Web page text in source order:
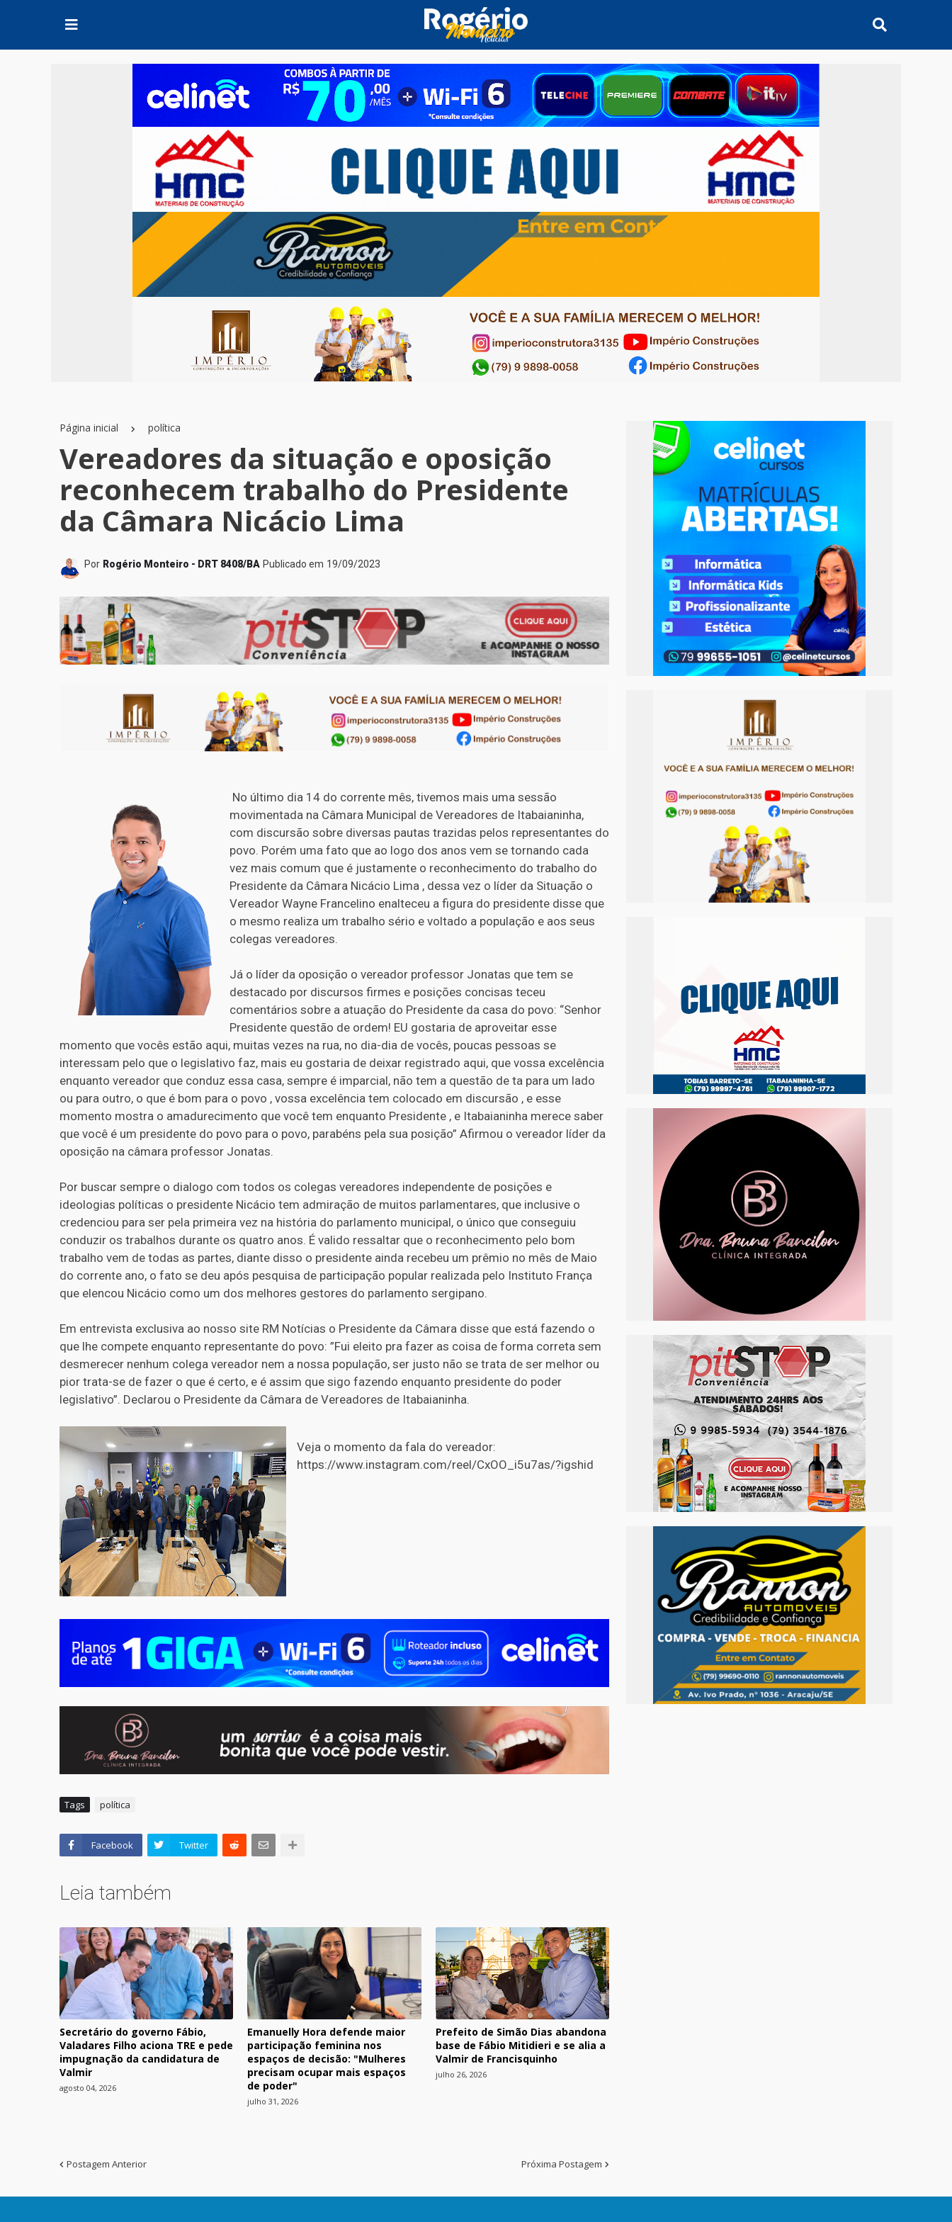
Página inicial política
Vereadores da situação e oposição
reconhecem trabalho do Presidente
da Câmara Nicácio Lima
Por Rogério Monteiro - DRT 8408/BA Publicado em 19/09/2023
No último dia 14 do corrente mês, tivemos mais uma sessão
movimentada na Câmara Municipal de Vereadores de Itabaianinha,
com discursão sobre diversas pautas trazidas pelos representantes do
povo. Porém uma fato que ao logo dos anos vem se tornando cada
vez mais comum que é justamente o reconhecimento do trabalho do
Presidente da Câmara Nicácio Lima , dessa vez o líder da Situação o
Vereador Wayne Francelino enalteceu a figura do presidente disse que
o mesmo realiza um trabalho sério e voltado a população e aos seus
colegas vereadores.
Já o líder da oposição o vereador professor Jonatas que tem se
destacado por discursos firmes e posições concisas teceu
comentários sobre a atuação do Presidente da casa do povo: “Senhor
Presidente questão de ordem! EU gostaria de aproveitar esse
momento que vocês estão aqui, muitas vezes na rua, no dia-dia de vocês, poucas pessoas se
interessam pelo que o legislativo faz, mais eu gostaria de deixar registrado aqui, que vossa excelência
enquanto vereador que conduz essa casa, sempre é imparcial, não tem a questão de ta para um lado
ou para outro, o que é bom para o povo , vossa excelência tem colocado em discursão , e esse
momento mostra o amadurecimento que você tem enquanto Presidente , e Itabaianinha merece saber
que você é um presidente do povo para o povo, parabéns pela sua posição” Afirmou o vereador líder da
oposição na câmara professor Jonatas.
Por buscar sempre o dialogo com todos os colegas vereadores independente de posições e
ideologias políticas o presidente Nicácio tem admiração de muitos parlamentares, que inclusive o
credenciou para ser pela primeira vez na história do parlamento municipal, o único que conseguiu
conduzir os trabalhos durante os quatro anos. É valido ressaltar que o reconhecimento pelo bom
trabalho vem de todas as partes, diante disso o presidente ainda recebeu um prêmio no mês de Maio
do corrente ano, o fato se deu após pesquisa de participação popular realizada pelo Instituto França
que elencou Nicácio como um dos melhores gestores do parlamento sergipano.
Em entrevista exclusiva ao nosso site RM Notícias o Presidente da Câmara disse que está fazendo o
que lhe compete enquanto representante do povo: ”Fui eleito pra fazer as coisa de forma correta sem
desmerecer nenhum colega vereador nem a nossa população, ser justo não se trata de ser melhor ou
pior trata-se de fazer o que é certo, e é assim que sigo fazendo enquanto presidente do poder
legislativo”. Declarou o Presidente da Câmara de Vereadores de Itabaianinha.
Veja o momento da fala do vereador:
https://www.instagram.com/reel/CxOO_i5u7as/?igshid
Tags política
Facebook Twitter
Leia também
Secretário do governo Fábio,
Valadares Filho aciona TRE e pede
impugnação da candidatura de
Valmir
agosto 04, 2026
Emanuelly Hora defende maior
participação feminina nos
espaços de decisão: "Mulheres
precisam ocupar mais espaços
de poder"
julho 31, 2026
Prefeito de Simão Dias abandona
base de Fábio Mitidieri e se alia a
Valmir de Francisquinho
julho 26, 2026
Postagem Anterior Próxima Postagem